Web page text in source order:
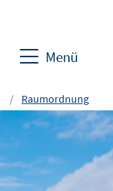
Menü
Raumordnung